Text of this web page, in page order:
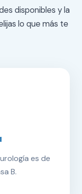
disponibles y la
lo que más te
es de
B.